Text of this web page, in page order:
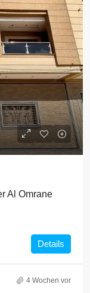
Al Omrane
Details
4 Wochen vor